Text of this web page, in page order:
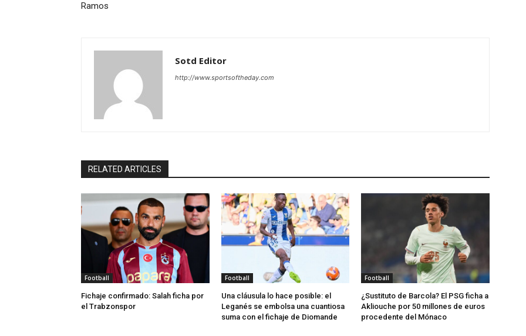
Ramos
Sotd Editor
http://www.sportsoftheday.com
RELATED ARTICLES
Football
Fichaje confirmado: Salah ficha por
el Trabzonspor
Football
Una cláusula lo hace posible: el
Leganés se embolsa una cuantiosa
suma con el fichaje de Diomande
Football
¿Sustituto de Barcola? El PSG ficha a
Akliouche por 50 millones de euros
procedente del Mónaco